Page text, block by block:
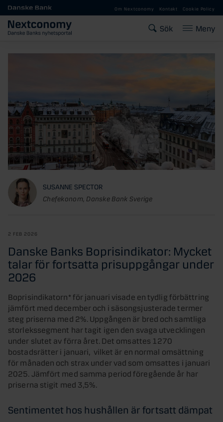
Gå till huvudinnehåll
Om Nextconomy Kontakt Cookie Policy
Sök Meny
SUSANNE SPECTOR
Chefekonom, Danske Bank Sverige
2 FEB 2026
Danske Banks Boprisindikator: Mycket
talar för fortsatta prisuppgångar under
2026
Boprisindikatorn* för januari visade en tydlig förbättring
jämfört med december och i säsongsjusterade termer
steg priserna med 2%. Uppgången är bred och samtliga
storlekssegment har tagit igen den svaga utvecklingen
under slutet av förra året. Det omsattes 1270
bostadsrätter i januari, vilket är en normal omsättning
för månaden och strax under vad som omsattes i januari
2025. Jämfört med samma period föregående år har
priserna stigit med 3,5%.
Sentimentet hos hushållen är fortsatt dämpat